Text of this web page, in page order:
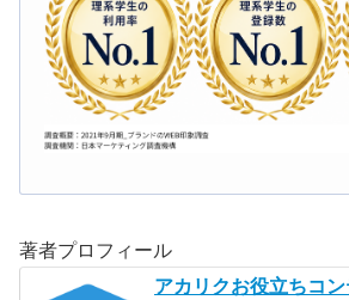
著者プロフィール
アカリクお役立ちコ